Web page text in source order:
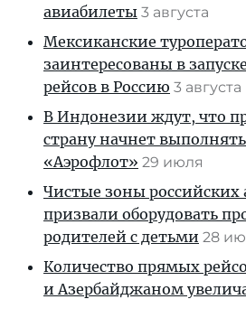
авиабилеты 3 августа
Мексиканские
заинтересованы в
рейсов в Россию 3 августа
В Индонезии ждут, что
страну начнет
«Аэрофлот» 29 июля
Чистые зоны российских
призвали оборудовать
родителей с детьми 28
Количество прямых
и Азербайджаном